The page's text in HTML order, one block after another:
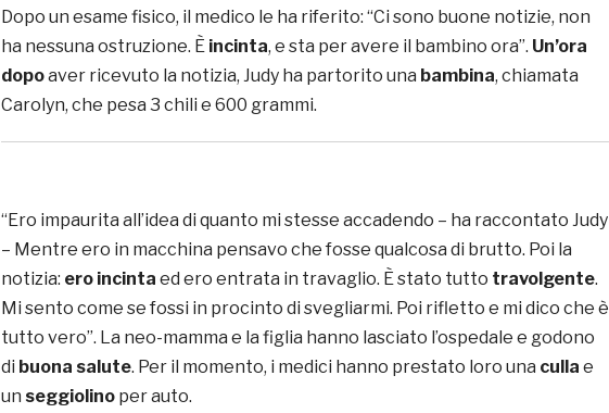
Dopo un esame fisico, il medico le ha riferito: “Ci sono buone notizie, non
ha nessuna ostruzione. È incinta, e sta per avere il bambino ora”. Un’ora
dopoaver ricevuto la notizia, Judy ha partorito una bambina, chiamata
Carolyn, che pesa 3 chili e 600 grammi.
“Ero impaurita all’idea di quanto mi stesse accadendo – ha raccontato Judy
– Mentre ero in macchina pensavo che fosse qualcosa di brutto. Poi la
notizia: ero incinta ed ero entrata in travaglio. È stato tutto travolgente.
Mi sento come se fossi in procinto di svegliarmi. Poi rifletto e mi dico che è
tutto vero”. La neo-mamma e la figlia hanno lasciato l’ospedale e godono
di buona salute. Per il momento, i medici hanno prestato loro una culla e
un seggiolino per auto.